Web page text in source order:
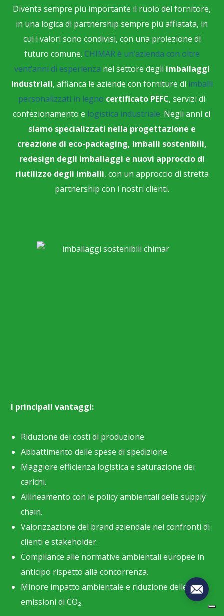
Diventa sempre più importante il ruolo del fornitore,
in una logica di partnership sempre più affiatata, in
cui i valori sono condivisi, con una proiezione di
futuro comune. CHIMAR è un’azienda con oltre
vent’anni di esperienza nel settore degli imballaggi
industriali, affianca le aziende con forniture di imballi
personalizzati in legno certificato PEFC, servizi di
confezionamento e logistica industriale. Negli anni ci
siamo specializzati nella progettazione e
creazione di eco-packaging, imballi sostenibili,
redesign degli imballaggi e nuovi approccio di
riutilizzo degli imballi, con un approccio di stretta
partnership con i nostri clienti.
I principali vantaggi:
Riduzione dei costi di produzione.
Abbattimento delle spese di spedizione.
Maggiore efficienza logistica e saturazione dei
carichi.
Allineamento con le policy ambientali della supply
chain.
Valorizzazione del brand aziendale nei confronti di
clienti e stakeholder.
Compliance alle normative ambientali europee in
anticipo rispetto alla concorrenza.
Minore impatto ambientale e riduzione delle
emissioni di CO₂.
Informativa sulla raccolta